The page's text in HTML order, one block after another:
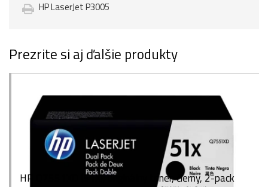
HP LaserJet P3005
Prezrite si aj ďalšie produkty
HP Q7551XD (51X), originálny toner, čierny, 2-pack